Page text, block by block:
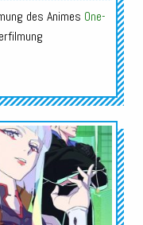
des Animes One-
Audio-
Player